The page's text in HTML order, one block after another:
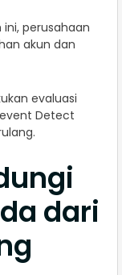
perusahaan
akun dan
evaluasi
Detect
dari